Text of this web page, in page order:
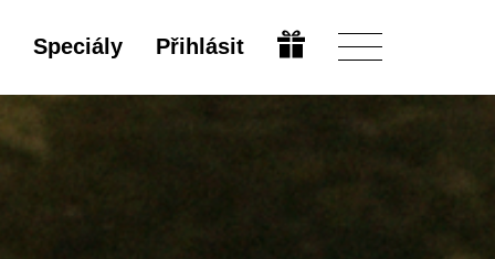
Speciály Přihlásit